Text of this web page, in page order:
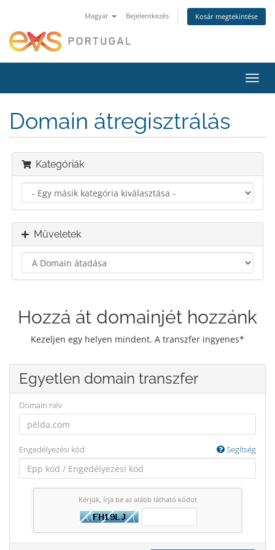
Magyar Bejelentkezés Kosár megtekintése
a
Domain átregisztrálás
Kategóriák
Műveletek
Hozzá át domainjét hozzánk
Kezeljen egy helyen mindent. A transzfer ingyenes*
Egyetlen domain transzfer
Domain név
Engedélyezési kód Segítség
Kérjük, írja be az alább látható kódot